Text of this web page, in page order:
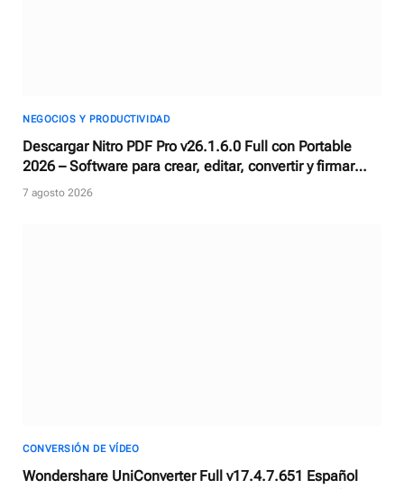
NEGOCIOS Y PRODUCTIVIDAD
Descargar Nitro PDF Pro v26.1.6.0 Full con Portable
2026 – Software para crear, editar, convertir y firmar
documentos PDF
7 agosto 2026
CONVERSIÓN DE VÍDEO
Wondershare UniConverter Full v17.4.7.651 Español